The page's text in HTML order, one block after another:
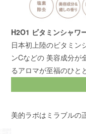
H2O1 ビタミンシャワ
日本初上陸のビタミン
ンCなどの 美容成分が全身をケア。心身ともにリラックスでき
るアロマが至福のひと
美的ラボはミラブルの